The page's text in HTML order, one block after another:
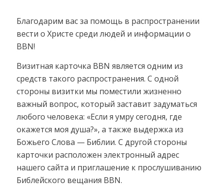
Благодарим вас за помощь в распространении
вести о Христе среди людей и информации о
BBN!
Визитная карточка BBN является одним из
средств такого распространения. С одной
стороны визитки мы поместили жизненно
важный вопрос, который заставит задуматься
любого человека: «Если я умру сегодня, где
окажется моя душа?», а также выдержка из
Божьего Слова — Библии. С другой стороны
карточки расположен электронный адрес
нашего сайта и приглашение к прослушиванию
Библейского вещания BBN.